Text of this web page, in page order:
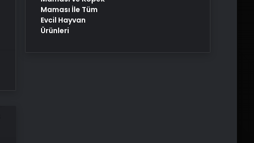
Maması İle Tüm
Evcil Hayvan
Ürünleri